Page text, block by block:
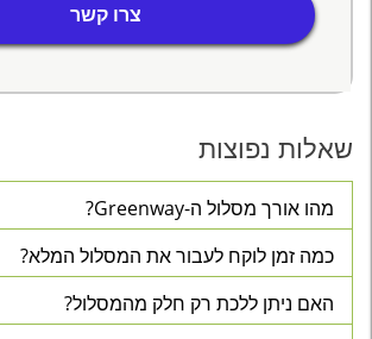
צרו קשר
שאלות נפוצות
מהו אורך מסלול ה-Greenway?
כמה זמן לוקח לעבור את המסלול המלא?
האם ניתן ללכת רק חלק מהמסלול?